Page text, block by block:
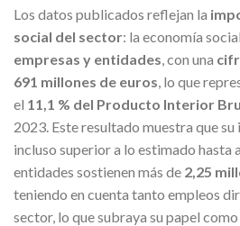
Los datos publicados reflejan la
social del sector: la economía
empresas y entidades , con una
691 millones de euros , lo que
el 11,1 % del Producto Interior
2023. Este resultado muestra que
incluso superior a lo estimado hasta
entidades sostienen más de 2,25
teniendo en cuenta tanto empleos
sector, lo que subraya su papel